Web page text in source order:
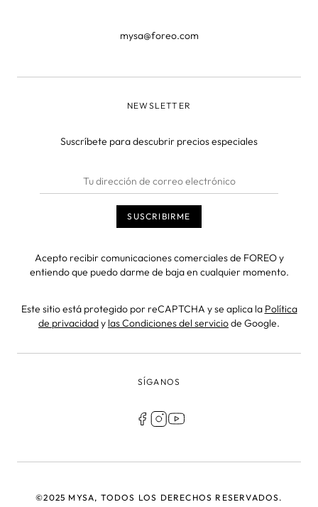
mysa@foreo.com
NEWSLETTER
Suscríbete para descubrir precios especiales
Acepto recibir comunicaciones comerciales de FOREO y
entiendo que puedo darme de baja en cualquier momento.
Este sitio está protegido por reCAPTCHA y se aplica la Política
de privacidady las Condiciones del serviciode Google.
SÍGANOS
©2025 MYSA, TODOS LOS DERECHOS RESERVADOS.